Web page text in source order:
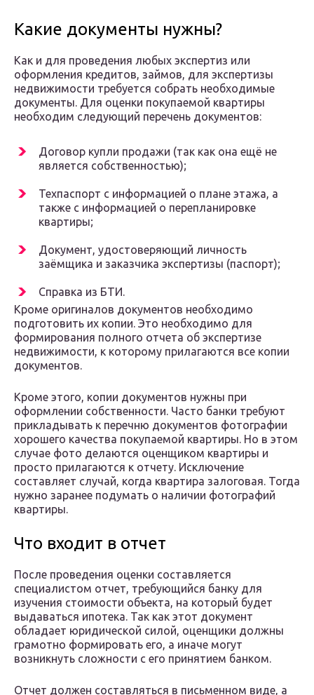
Какие документы нужны?
Как и для проведения любых экспертиз или
оформления кредитов, займов, для экспертизы
недвижимости требуется собрать необходимые
документы. Для оценки покупаемой квартиры
необходим следующий перечень документов:
Договор купли продажи (так как она ещё не
является собственностью);
Техпаспорт с информацией о плане этажа, а
также с информацией о перепланировке
квартиры;
Документ, удостоверяющий личность
заёмщика и заказчика экспертизы (паспорт);
Справка из БТИ.
Кроме оригиналов документов необходимо
подготовить их копии. Это необходимо для
формирования полного отчета об экспертизе
недвижимости, к которому прилагаются все копии
документов.
Кроме этого, копии документов нужны при
оформлении собственности. Часто банки требуют
прикладывать к перечню документов фотографии
хорошего качества покупаемой квартиры. Но в этом
случае фото делаются оценщиком квартиры и
просто прилагаются к отчету. Исключение
составляет случай, когда квартира залоговая. Тогда
нужно заранее подумать о наличии фотографий
квартиры.
Что входит в отчет
После проведения оценки составляется
специалистом отчет, требующийся банку для
изучения стоимости объекта, на который будет
выдаваться ипотека. Так как этот документ
обладает юридической силой, оценщики должны
грамотно формировать его, а иначе могут
возникнуть сложности с его принятием банком.
Отчет должен составляться в письменном виде, а